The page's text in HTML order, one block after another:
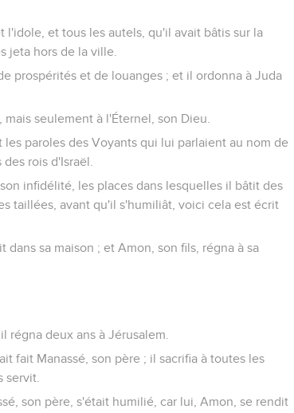
l'idole, et tous les autels, qu'il avait bâtis sur la
jeta hors de la ville.
prospérités et de louanges ; et il ordonna à Juda
seulement à l'Éternel, son Dieu.
les paroles des Voyants qui lui parlaient au nom de
rois d'Israël.
infidélité, les places dans lesquelles il bâtit des
taillées, avant qu'il s'humiliât, voici cela est écrit
sa maison ; et Amon, son fils, régna à sa
deux ans à Jérusalem.
fait Manassé, son père ; il sacrifia à toutes les
servit.
son père, s'était humilié, car lui, Amon, se rendit